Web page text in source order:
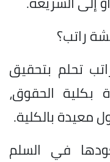
راتب؟
تحلم بتحقيق
بكلية الحقوق،
معيدة بالكلية.
في السلم